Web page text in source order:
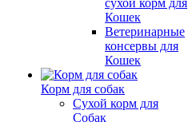
сухой корм для
Кошек
Ветеринарные
консервы для
Кошек
Корм для собак
Сухой корм для
Собак